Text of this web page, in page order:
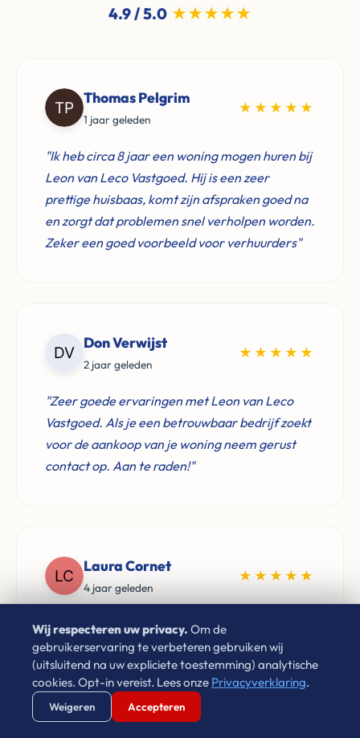
4.9 / 5.0 ★★★★★
Thomas Pelgrim
1 jaar geleden
★★★★★
"Ik heb circa 8 jaar een woning mogen huren bij
Leon van Leco Vastgoed. Hij is een zeer
prettige huisbaas, komt zijn afspraken goed na
en zorgt dat problemen snel verholpen worden.
Zeker een goed voorbeeld voor verhuurders"
Don Verwijst
2 jaar geleden
★★★★★
"Zeer goede ervaringen met Leon van Leco
Vastgoed. Als je een betrouwbaar bedrijf zoekt
voor de aankoop van je woning neem gerust
contact op. Aan te raden!"
Laura Cornet
4 jaar geleden
★★★★★
"Sinds 2009 heb ik via Leon gehuurd in
Eindhoven. Hij is netjes, vriendelijk en zorgt
ervoor dat problemen altijd op een goede
manier opgelost worden. Prima huurbaas!"
Wij respecteren uw privacy. Om de
gebruikerservaring te verbeteren gebruiken wij
(uitsluitend na uw expliciete toestemming) analytische
cookies. Opt-in vereist. Lees onze Privacyverklaring.
Weigeren Accepteren
Verstuur WhatsApp